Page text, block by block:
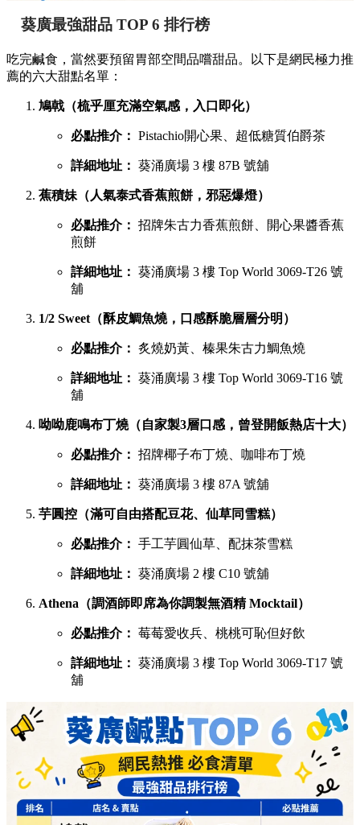
葵廣最強甜品 TOP 6 排行榜
吃完鹹食，當然要預留胃部空間品嚐甜品。以下是網民極力推
薦的六大甜點名單：
鳩戟（梳乎厘充滿空氣感，入口即化）
必點推介： Pistachio開心果、超低糖質伯爵茶
詳細地址： 葵涌廣場 3 樓 87B 號舖
蕉積妹（人氣泰式香蕉煎餅，邪惡爆燈）
必點推介： 招牌朱古力香蕉煎餅、開心果醬香蕉
煎餅
詳細地址： 葵涌廣場 3 樓 Top World 3069-T26 號
舖
1/2 Sweet（酥皮鯛魚燒，口感酥脆層層分明）
必點推介： 炙燒奶黃、榛果朱古力鯛魚燒
詳細地址： 葵涌廣場 3 樓 Top World 3069-T16 號
舖
呦呦鹿鳴布丁燒（自家製3層口感，曾登開飯熱店十大）
必點推介： 招牌椰子布丁燒、咖啡布丁燒
詳細地址： 葵涌廣場 3 樓 87A 號舖
芋圓控（滿可自由搭配豆花、仙草同雪糕）
必點推介： 手工芋圓仙草、配抹茶雪糕
詳細地址： 葵涌廣場 2 樓 C10 號舖
Athena（調酒師即席為你調製無酒精 Mocktail）
必點推介： 莓莓愛收兵、桃桃可恥但好飲
詳細地址： 葵涌廣場 3 樓 Top World 3069-T17 號
舖